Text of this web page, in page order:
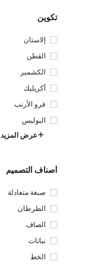
تكوين
إلاستان
القطن
الكشمير
أكريليك
فرو الأرنب
البوليس
تر عرض المزيد
أصناف التصميم
صبغة متعادلة
الطرطان
الصاف
نباتات
الخط